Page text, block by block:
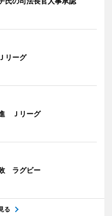
リーグ
Ｊリーグ
ラグビー
る